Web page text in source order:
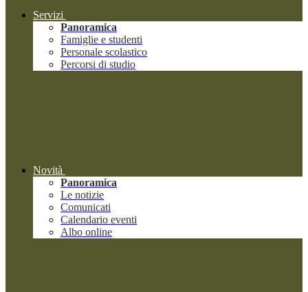
Servizi
Panoramica
Famiglie e studenti
Personale scolastico
Percorsi di studio
Novità
Panoramica
Le notizie
Comunicati
Calendario eventi
Albo online